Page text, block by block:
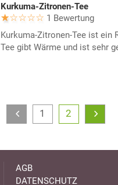
Kurkuma-Zitronen-Tee
1 Bewertung
Kurkuma-Zitronen-Tee ist ein
Tee gibt Wärme und ist sehr
1 2
AGB
DATENSCHUTZ